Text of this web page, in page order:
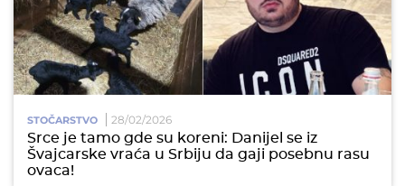
STOČARSTVO 28/02/2026
Srce je tamo gde su koreni: Danijel se iz
Švajcarske vraća u Srbiju da gaji posebnu rasu
ovaca!